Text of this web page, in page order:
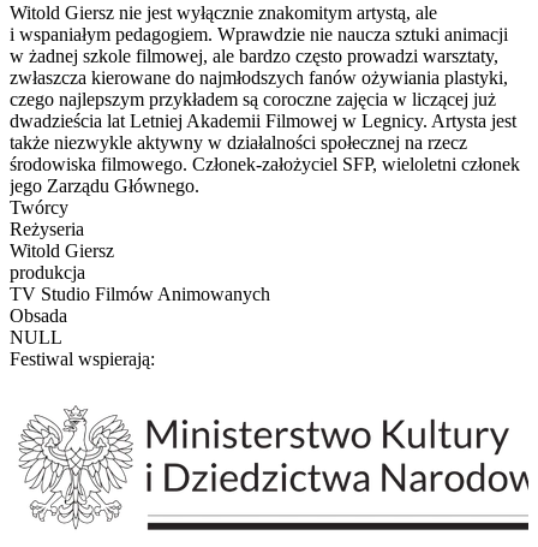
Witold Giersz nie jest wyłącznie znakomitym artystą, ale
i wspaniałym pedagogiem. Wprawdzie nie naucza sztuki animacji
w żadnej szkole filmowej, ale bardzo często prowadzi warsztaty,
zwłaszcza kierowane do najmłodszych fanów ożywiania plastyki,
czego najlepszym przykładem są coroczne zajęcia w liczącej już
dwadzieścia lat Letniej Akademii Filmowej w Legnicy. Artysta jest
także niezwykle aktywny w działalności społecznej na rzecz
środowiska filmowego. Członek-założyciel SFP, wieloletni członek
jego Zarządu Głównego.
Twórcy
Reżyseria
Witold Giersz
produkcja
TV Studio Filmów Animowanych
Obsada
NULL
Festiwal wspierają: